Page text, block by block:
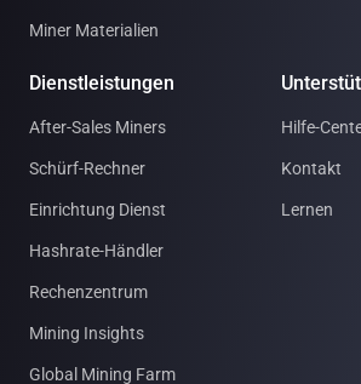
Miner Materialien
Dienstleistungen
After-Sales Miners
Schürf-Rechner
Einrichtung Dienst
Hashrate-Händler
Rechenzentrum
Mining Insights
Global Mining Farm
Hilfe-
Kontakt
Lernen